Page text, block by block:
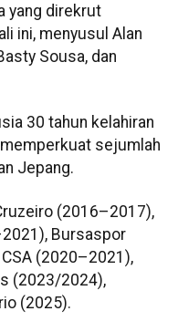
yang direkrut
ini, menyusul Alan
Sousa, dan
30 tahun kelahiran
sejumlah
Jepang.
(2016–2017),
Bursaspor
(2020–2021),
(2023/2024),
(2025).